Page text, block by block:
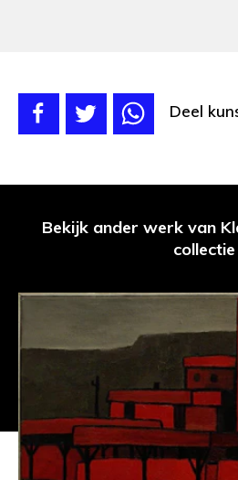
Deel
Bekijk ander werk van
collectie